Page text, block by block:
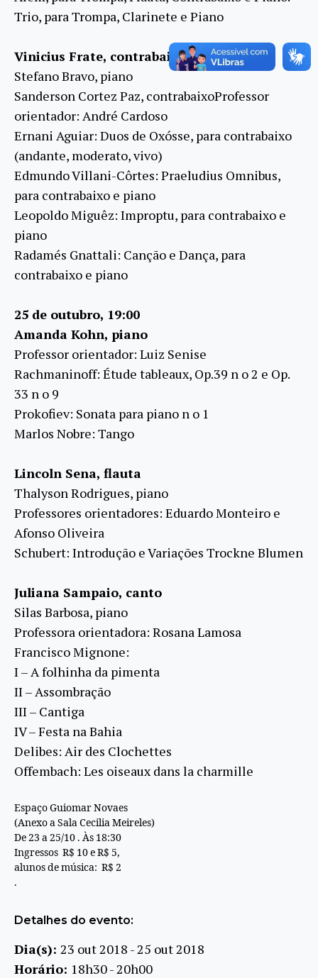
Trio, para Trompa, Clarinete e Piano
Vinicius Frate, contrabaixo
Stefano Bravo, piano
Sanderson Cortez Paz, contrabaixoProfessor
orientador: André Cardoso
Ernani Aguiar: Duos de Oxósse, para contrabaixo
(andante, moderato, vivo)
Edmundo Villani-Côrtes: Praeludius Omnibus,
para contrabaixo e piano
Leopoldo Miguêz: Improptu, para contrabaixo e
piano
Radamés Gnattali: Canção e Dança, para
contrabaixo e piano
25 de outubro, 19:00
Amanda Kohn, piano
Professor orientador: Luiz Senise
Rachmaninoff: Étude tableaux, Op.39 n o 2 e Op.
33 n o 9
Prokofiev: Sonata para piano n o 1
Marlos Nobre: Tango
Lincoln Sena, flauta
Thalyson Rodrigues, piano
Professores orientadores: Eduardo Monteiro e
Afonso Oliveira
Schubert: Introdução e Variações Trockne Blumen
Juliana Sampaio, canto
Silas Barbosa, piano
Professora orientadora: Rosana Lamosa
Francisco Mignone:
I – A folhinha da pimenta
II – Assombração
III – Cantiga
IV – Festa na Bahia
Delibes: Air des Clochettes
Offembach: Les oiseaux dans la charmille
Espaço Guiomar Novaes
(Anexo a Sala Cecilia Meireles)
De 23 a 25/10 . Às 18:30
Ingressos R$ 10 e R$ 5,
alunos de música: R$ 2
.
Detalhes do evento:
Dia(s): 23 out 2018 - 25 out 2018
Horário: 18h30 - 20h00